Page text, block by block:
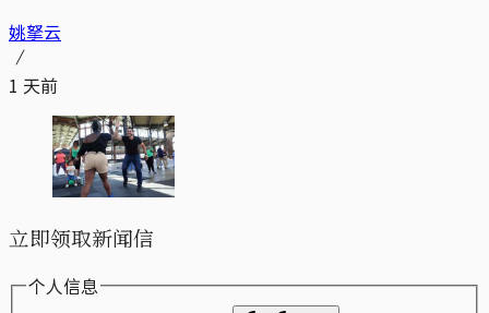
姚拏云
1 天前
立即领取新闻信
个人信息